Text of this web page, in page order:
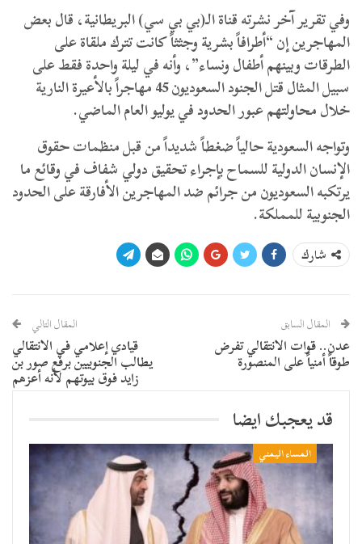
وفي تقرير آخر نشرته قناة الـ(بي بي سي) البريطانية، قال بعض
المهاجرين إن “أطرافاً بشرية وجثثاً كانت تترك ملقاة على
الطرقات وبينهم أطفال ونساء”، وأنه في ليلة واحدة فقط على
سبيل المثال قتل الجنود السعوديون 45 مهاجراً بالأعيرة النارية
خلال محاولتهم عبور الحدود في يوليو العام الماضي.
وتواجه السعودية حالياً ضغطاً شديداً من قبل منظمات حقوق
الإنسان الدولية للسماح بإجراء تحقيق دولي شفاف في وقائع ما
يرتكبه السعوديون من جرائم ضد المهاجرين الأفارقة على الحدود
الجنوبية للمملكة.
شارك
المقال السابق
عدن.. قوات الانتقالي تفرض
طوقاً أمنياً على المنصورة
المقال التالي
قيادي إعلامي في الانتقالي
يطالب الجنوبيين برفع صور بن
زايد فوق بيوتهم لأنه أعزهم
قد يعجبك ايضا
المساء اليمني